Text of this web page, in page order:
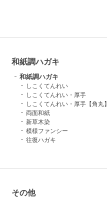
和紙調ハガキ
和紙調ハガキ
しこくてんれい
しこくてんれい・厚手
しこくてんれい・厚手【角丸】
両面和紙
新草木染
模様ファンシー
往復ハガキ
その他